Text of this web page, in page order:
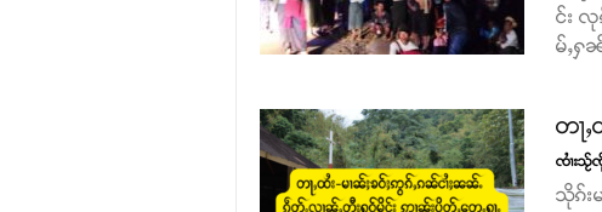
င်း လု
မ်ႇႁ
တႃ
ၸၢႆးသႂ်
သိုၵ်း